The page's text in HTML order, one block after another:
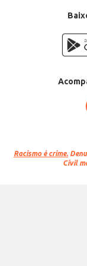
Racismo é crime.
Civil